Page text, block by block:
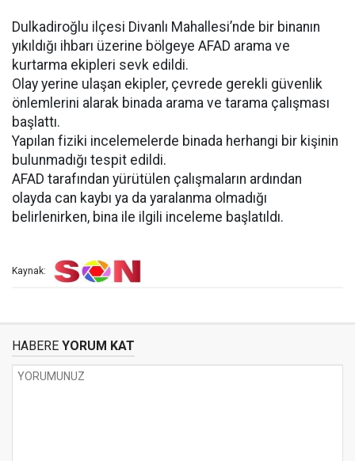
Dulkadiroğlu ilçesi Divanlı Mahallesi’nde bir binanın
yıkıldığı ihbarı üzerine bölgeye AFAD arama ve
kurtarma ekipleri sevk edildi.
Olay yerine ulaşan ekipler, çevrede gerekli güvenlik
önlemlerini alarak binada arama ve tarama çalışması
başlattı.
Yapılan fiziki incelemelerde binada herhangi bir kişinin
bulunmadığı tespit edildi.
AFAD tarafından yürütülen çalışmaların ardından
olayda can kaybı ya da yaralanma olmadığı
belirlenirken, bina ile ilgili inceleme başlatıldı.
Kaynak:
HABERE YORUM KAT